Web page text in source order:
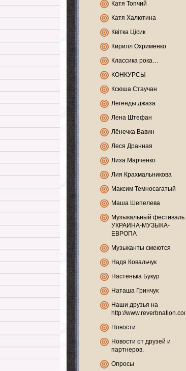
Катя Топчий
Катя Халютина
Квітка Цісик
Кирилл Охрименко
Классика рока…
КОНКУРСЫ
Ксюша Стаучан
Легенды джаза
Лена Штефан
Лёнечка Вавин
Леся Дранная
Лиза Марченко
Лия Крахмальникова
Максим Темносагатый
Маша Шепелева
Музыкальный фестиваль
УКРАИНА-МУЗЫКА-
ЕВРОПА
Музыканты смеются
Надя Ковальчук
Настенька Букур
Наташа Гринчук
Наши друзья на
http://www.reverbnation.com
Новости
Новости от друзей и
партнеров.
Опросы